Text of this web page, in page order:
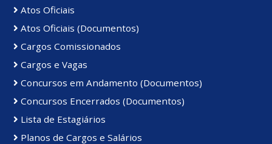
Atos Oficiais
Atos Oficiais (Documentos)
Cargos Comissionados
Cargos e Vagas
Concursos em Andamento (Documentos)
Concursos Encerrados (Documentos)
Lista de Estagiários
Planos de Cargos e Salários